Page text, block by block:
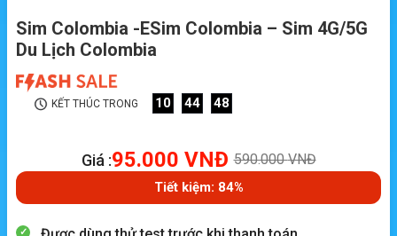
Sim Colombia -ESim Colombia – Sim 4G/5G
Du Lịch Colombia
KẾT THÚC TRONG 10 44 47
Giá :95.000 VNĐ 590.000VNĐ
Tiết kiệm: 84%